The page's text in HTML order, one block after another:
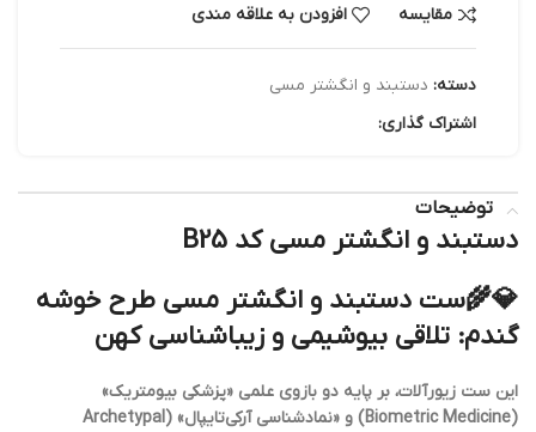
مقایسه افزودن به علاقه مندی
دسته: دستبند و انگشتر مسی
اشتراک گذاری:
توضیحات
دستبند و انگشتر مسی کد B25
💎🌾ست دستبند و انگشتر مسی طرح خوشه
گندم: تلاقی بیوشیمی و زیباشناسی کهن
این ست زیورآلات، بر پایه دو بازوی علمی «پزشکی بیومتریک»
(Biometric Medicine) و «نمادشناسی آرکی‌تایپال» (Archetypal